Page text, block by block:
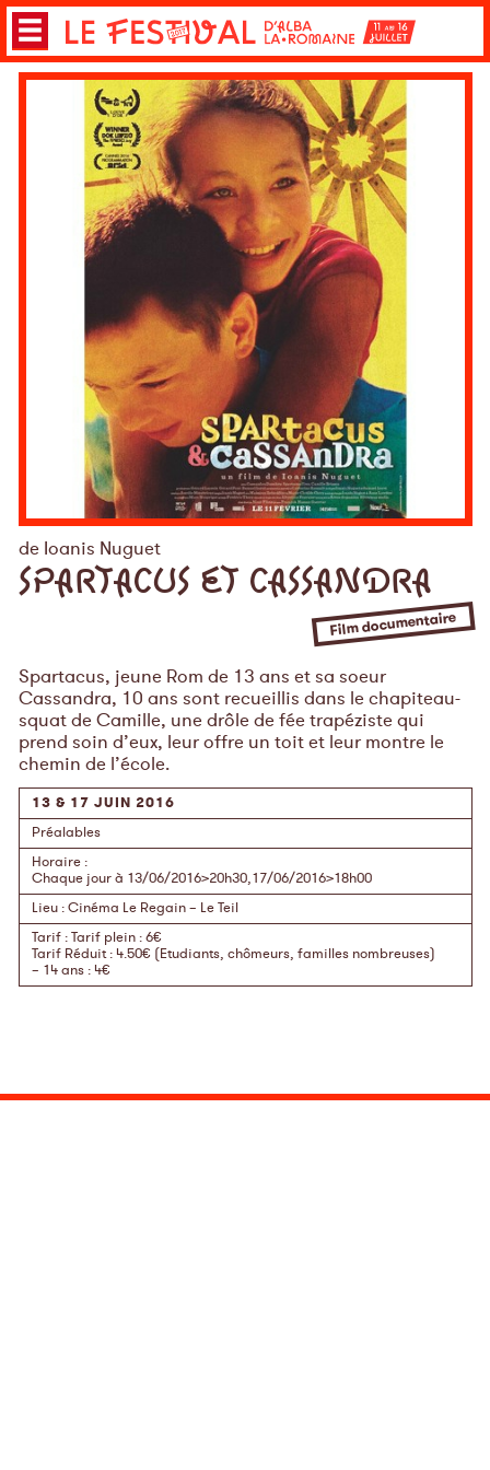
de Ioanis Nuguet
SPARTACUS ET CASSANDRA
Film documentaire
Spartacus, jeune Rom de 13 ans et sa soeur
Cassandra, 10 ans sont recueillis dans le chapiteau-
squat de Camille, une drôle de fée trapéziste qui
prend soin d’eux, leur offre un toit et leur montre le
chemin de l’école.
13 & 17 JUIN 2016
Préalables
Horaire:
Chaque jour à 13/06/2016>20h30,17/06/2016>18h00
Lieu:Cinéma Le Regain – Le Teil
Tarif:Tarif plein : 6€
Tarif Réduit : 4.50€ (Etudiants, chômeurs, familles nombreuses)
– 14 ans : 4€